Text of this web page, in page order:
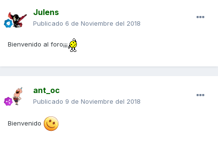
Julens
Publicado 6 de Noviembre del 2018
Bienvenido al foro¡¡¡
ant_oc
Publicado 9 de Noviembre del 2018
Bienvenido